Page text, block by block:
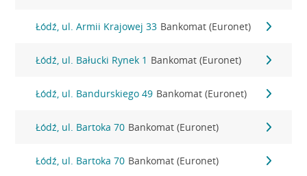
Łódź, ul. Armii Krajowej 33 Bankomat (Euronet)
Łódź, ul. Bałucki Rynek 1 Bankomat (Euronet)
Łódź, ul. Bandurskiego 49 Bankomat (Euronet)
Łódź, ul. Bartoka 70 Bankomat (Euronet)
Łódź, ul. Bartoka 70 Bankomat (Euronet)